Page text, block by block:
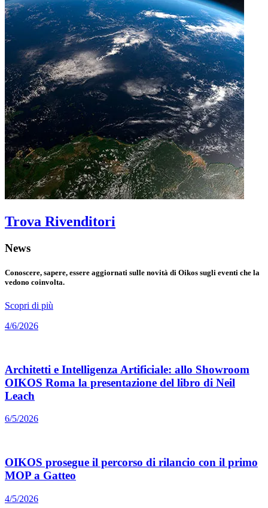
Trova Rivenditori
News
Conoscere, sapere, essere aggiornati sulle novità di Oikos sugli eventi che la
vedono coinvolta.
Scopri di più
4/6/2026
Architetti e Intelligenza Artificiale: allo Showroom
OIKOS Roma la presentazione del libro di Neil
Leach
6/5/2026
OIKOS prosegue il percorso di rilancio con il primo
MOP a Gatteo
4/5/2026